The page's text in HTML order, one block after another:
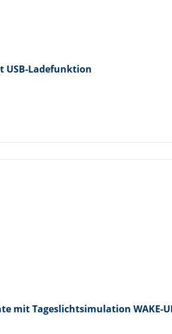
USB-Ladefunktion
mit Tageslichtsimulation WAKE-